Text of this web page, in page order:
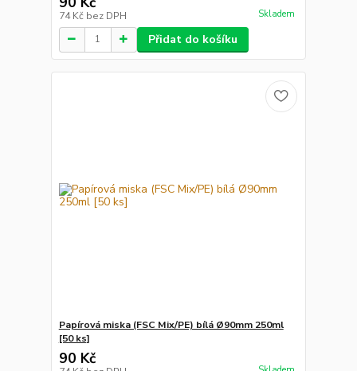
74 Kč bez DPH Skladem
Přidat do košíku
Papírová miska (FSC Mix/PE) bílá Ø90mm 250ml
[50 ks]
90 Kč